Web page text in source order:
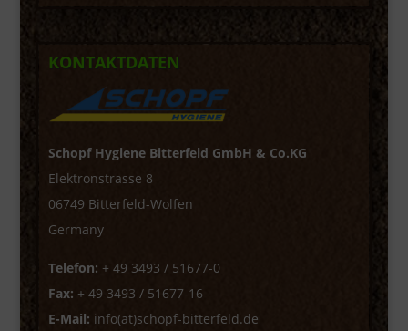
KONTAKTDATEN
Schopf Hygiene Bitterfeld GmbH & Co.KG
Elektronstrasse 8
06749 Bitterfeld-Wolfen
Germany
Telefon: + 49 3493 / 51677-0
Fax: + 49 3493 / 51677-16
E-Mail: info(at)schopf-bitterfeld.de